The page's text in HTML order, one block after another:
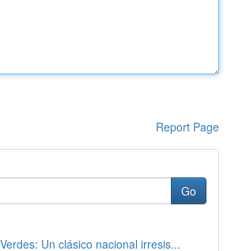
Report Page
Go
Un clásico nacional irresis...